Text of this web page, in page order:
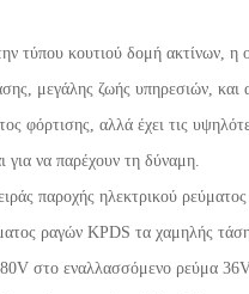
τύπου κουτιού δομή ακτίνων,
μεγάλης ζωής υπηρεσιών,
φόρτισης, αλλά έχει τις
για να παρέχουν τη δύναμη.
παροχής ηλεκτρικού
ραγών KPDS τα χαμηλής
στο εναλλασσόμενο ρεύμα